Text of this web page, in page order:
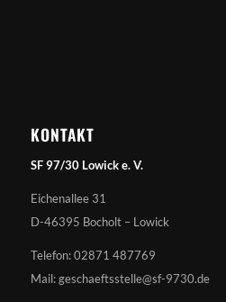
KONTAKT
SF 97/30 Lowick e. V.
Eichenallee 31
D-46395 Bocholt – Lowick
Telefon: 02871 487769
Mail: geschaeftsstelle@sf-9730.de